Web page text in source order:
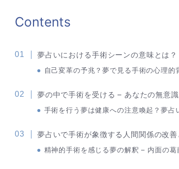
Contents
夢占いにおける手術シーンの意味とは？
自己変革の予兆？夢で見る手術の心理的
夢の中で手術を受ける – あなたの無意
手術を行う夢は健康への注意喚起？夢占
夢占いで手術が象徴する人間関係の改
精神的手術を感じる夢の解釈 – 内面の葛